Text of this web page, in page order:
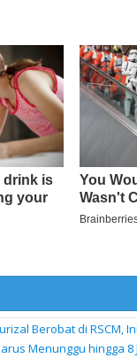
Berobat di RSCM,
Menunggu hingga 8